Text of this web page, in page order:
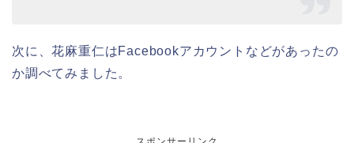
次に、花麻重仁はFacebookアカウントなどがあったの
か調べてみました。